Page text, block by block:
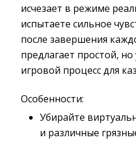
исчезает в режиме
испытаете сильное
после завершения
предлагает простой,
игровой процесс для
Особенности:
Убирайте
и различные